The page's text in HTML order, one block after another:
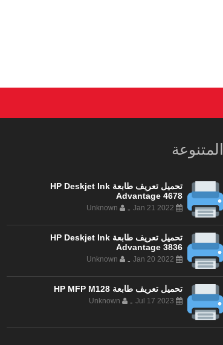
المتنوعة
تحميل تعريف طابعة HP Deskjet Ink
Advantage 4678
-
تحميل تعريف طابعة HP Deskjet Ink
Advantage 3836
-
تحميل تعريف طابعة HP MFP M128
-